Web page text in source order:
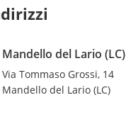
Mandello del Lario (LC)
Via Tommaso Grossi, 14
Mandello del Lario (LC)